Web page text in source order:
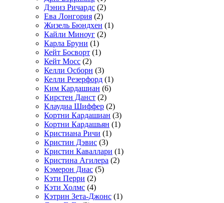
Дэниз Ричардс (2)
Ева Лонгория (2)
Жизель Бюндхен (1)
Кайли Миноуг (2)
Карла Бруни (1)
Кейт Босворт (1)
Кейт Мосс (2)
Келли Осборн (3)
Келли Резерфорд (1)
Ким Кардашиан (6)
Кирстен Данст (2)
Клаудиа Шиффер (2)
Кортни Кардашиан (3)
Кортни Кардашьян (1)
Кристиана Ричи (1)
Кристин Дэвис (3)
Кристин Каваллари (1)
Кристина Агилера (2)
Кэмерон Диас (5)
Кэти Перри (2)
Кэти Холмс (4)
Кэтрин Зета-Джонс (1)